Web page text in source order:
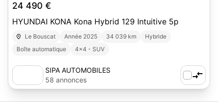
24 490 €
HYUNDAI KONA Kona Hybrid 129 Intuitive 5p
Le Bouscat Année 2025 34 039 km
Hybride
Boîte automatique
4x4 - SUV
SIPA AUTOMOBILES
58 annonces